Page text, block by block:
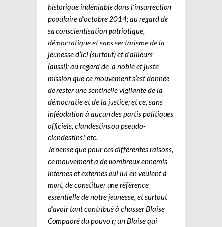
historique indéniable dans l’insurrection
populaire d’octobre 2014; au regard de
sa conscientisation patriotique,
démocratique et sans sectarisme de la
jeunesse d’ici (surtout) et d’ailleurs
(aussi); au regard de la noble et juste
mission que ce mouvement s’est donnée
de rester une sentinelle vigilante de la
démocratie et de la justice; et ce, sans
inféodation à aucun des partis politiques
officiels, clandestins ou pseudo-
clandestins! etc.
Je pense que pour ces différentes raisons,
ce mouvement a de nombreux ennemis
internes et externes qui lui en veulent à
mort, de constituer une référence
essentielle de notre jeunesse, et surtout
d’avoir tant contribué à chasser Blaise
Compaoré du pouvoir; un Blaise qui